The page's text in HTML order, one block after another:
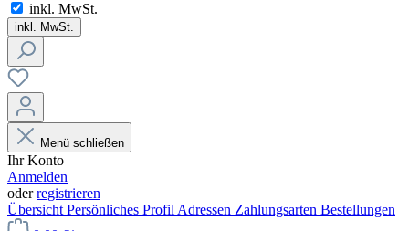
inkl. MwSt.
inkl. MwSt.
Menü schließen
Ihr Konto
Anmelden
oderregistrieren
Übersicht Persönliches Profil Adressen Zahlungsarten Bestellungen